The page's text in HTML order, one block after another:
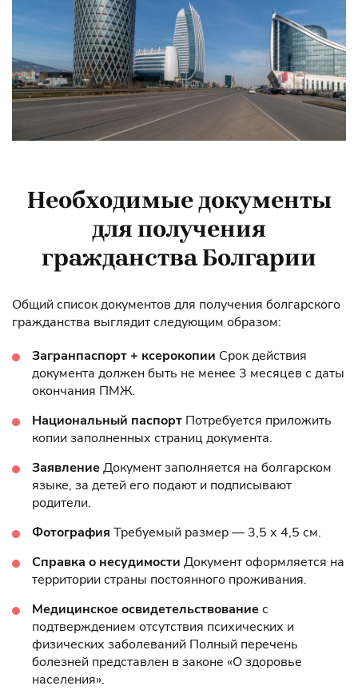
Необходимые документы
для получения
гражданства Болгарии
Общий список документов для получения болгарского
гражданства выглядит следующим образом:
Загранпаспорт + ксерокопии Срок действия
документа должен быть не менее 3 месяцев с даты
окончания ПМЖ.
Национальный паспорт Потребуется приложить
копии заполненных страниц документа.
ЗаявлениеДокумент заполняется на болгарском
языке, за детей его подают и подписывают
родители.
Фотография Требуемый размер — 3,5 х 4,5 см.
Справка о несудимости Документ оформляется на
территории страны постоянного проживания.
Медицинское освидетельствованиес
подтверждением отсутствия психических и
физических заболеваний Полный перечень
болезней представлен в законе «О здоровье
населения».